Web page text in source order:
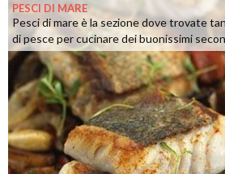
PESCI DI MARE
Pesci di mare è la sezione dove trovate
di pesce per cucinare dei buonissimi